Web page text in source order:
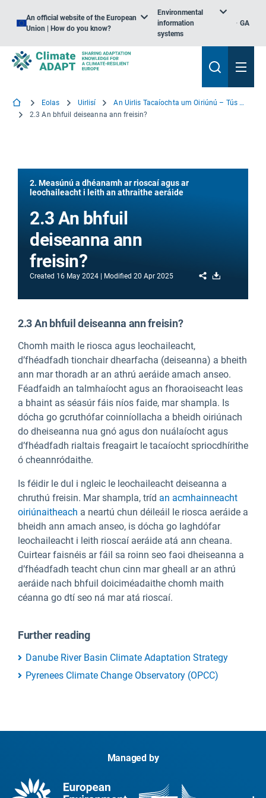
An official website of the European
Union | How do you know?
Environmental
information
systems
GA
Eolas Uirlisí
An Uirlis Tacaíochta um Oiriúnú – Tús a chur leis
2.3 An bhfuil deiseanna ann freisin?
2. Measúnú a dhéanamh ar rioscaí agus ar
leochaileacht i leith an athraithe aeráide
2.3 An bhfuil
deiseanna ann
freisin?
Created 16 May 2024 Modified 20 Apr 2025 Share
2.3 An bhfuil deiseanna ann freisin?
Chomh maith le riosca agus leochaileacht,
d’fhéadfadh tionchair dhearfacha (deiseanna) a bheith
ann mar thoradh ar an athrú aeráide amach anseo.
Féadfaidh an talmhaíocht agus an fhoraoiseacht leas
a bhaint as séasúr fáis níos faide, mar shampla. Is
dócha go gcruthófar coinníollacha a bheidh oiriúnach
do dheiseanna nua gnó agus don nuálaíocht agus
d’fhéadfadh rialtais freagairt le tacaíocht spriocdhírithe
ó cheannródaithe.
Is féidir le dul i ngleic le leochaileacht deiseanna a
chruthú freisin. Mar shampla, tríd an acmhainneacht
oiriúnaitheach a neartú chun déileáil le riosca aeráide a
bheidh ann amach anseo, is dócha go laghdófar
leochaileacht i leith rioscaí aeráide atá ann cheana.
Cuirtear faisnéis ar fáil sa roinn seo faoi dheiseanna a
d’fhéadfadh teacht chun cinn mar gheall ar an athrú
aeráide nach bhfuil doiciméadaithe chomh maith
céanna go dtí seo ná mar atá rioscaí.
Further reading
Danube River Basin Climate Adaptation Strategy
Pyrenees Climate Change Observatory (OPCC)
Managed by